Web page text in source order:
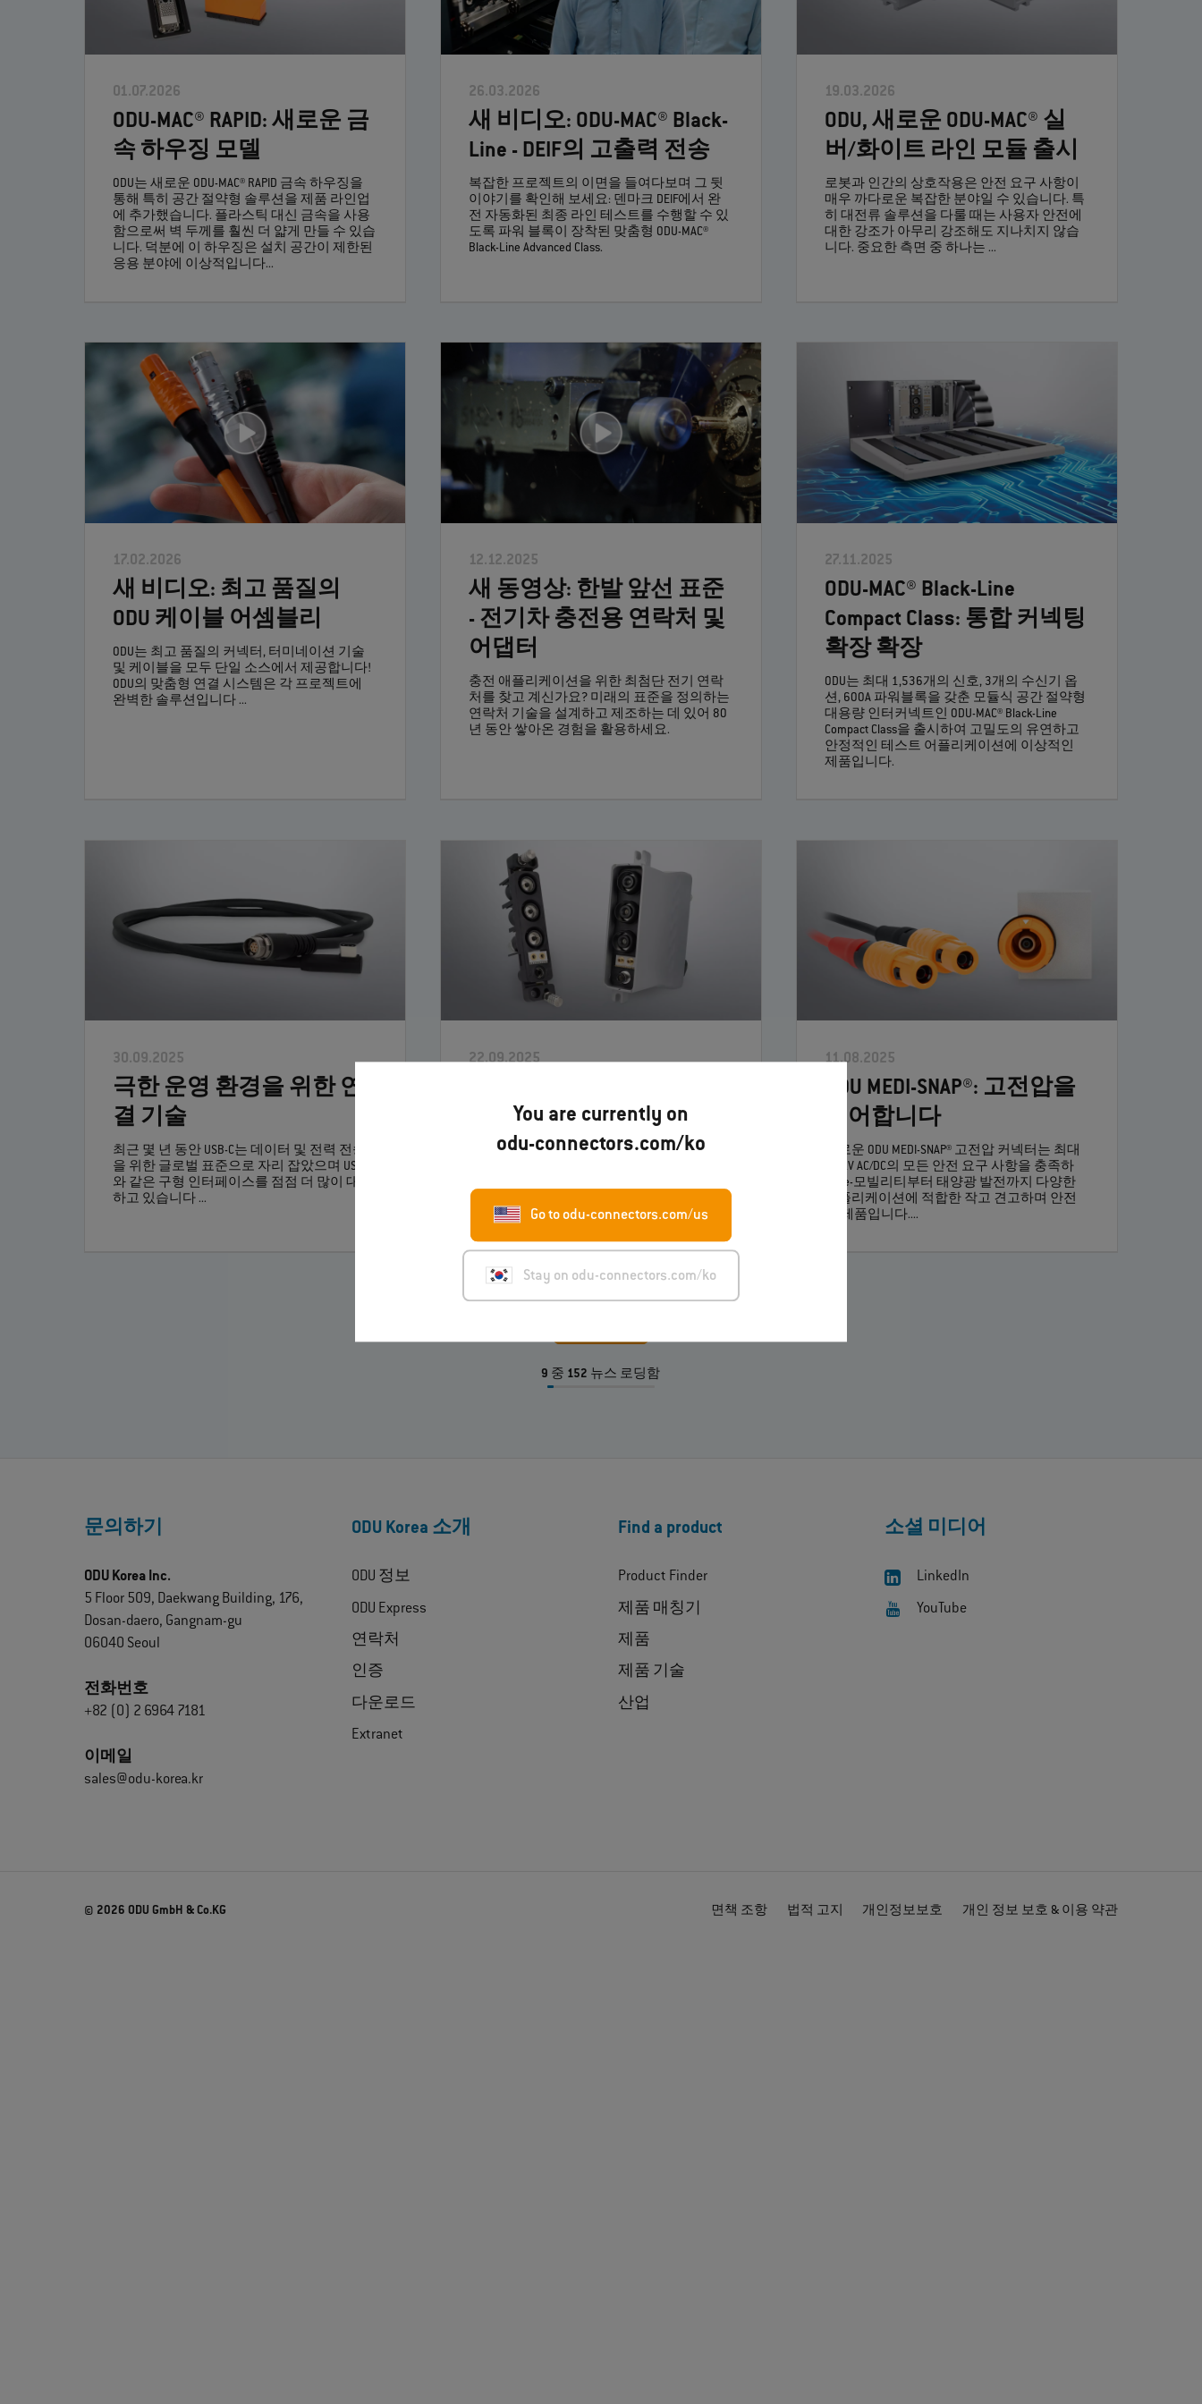
You are currently on
odu-connectors.com/ko
Go to odu-connectors.com/us
Stay on odu-connectors.com/ko
01.07.2026
ODU-MAC® RAPID: 새로운 금
속 하우징 모델
ODU는 새로운 ODU-MAC® RAPID 금속 하우징을
통해 특히 공간 절약형 솔루션을 제품 라인업
에 추가했습니다. 플라스틱 대신 금속을 사용
함으로써 벽 두께를 훨씬 더 얇게 만들 수 있습
니다. 덕분에 이 하우징은 설치 공간이 제한된
응용 분야에 이상적입니다...
26.03.2026
새 비디오: ODU-MAC® Black-
Line - DEIF의 고출력 전송
복잡한 프로젝트의 이면을 들여다보며 그 뒷
이야기를 확인해 보세요: 덴마크 DEIF에서 완
전 자동화된 최종 라인 테스트를 수행할 수 있
도록 파워 블록이 장착된 맞춤형 ODU-MAC®
Black-Line Advanced Class.
19.03.2026
ODU, 새로운 ODU-MAC® 실
버/화이트 라인 모듈 출시
로봇과 인간의 상호작용은 안전 요구 사항이
매우 까다로운 복잡한 분야일 수 있습니다. 특
히 대전류 솔루션을 다룰 때는 사용자 안전에
대한 강조가 아무리 강조해도 지나치지 않습
니다. 중요한 측면 중 하나는 ...
17.02.2026
새 비디오: 최고 품질의
ODU 케이블 어셈블리
ODU는 최고 품질의 커넥터, 터미네이션 기술
및 케이블을 모두 단일 소스에서 제공합니다!
ODU의 맞춤형 연결 시스템은 각 프로젝트에
완벽한 솔루션입니다 ...
12.12.2025
새 동영상: 한발 앞선 표준
- 전기차 충전용 연락처 및
어댑터
충전 애플리케이션을 위한 최첨단 전기 연락
처를 찾고 계신가요? 미래의 표준을 정의하는
연락처 기술을 설계하고 제조하는 데 있어 80
년 동안 쌓아온 경험을 활용하세요.
27.11.2025
ODU-MAC® Black-Line
Compact Class: 통합 커넥팅
확장 확장
ODU는 최대 1,536개의 신호, 3개의 수신기 옵
션, 600A 파워블록을 갖춘 모듈식 공간 절약형
대용량 인터커넥트인 ODU-MAC® Black-Line
Compact Class을 출시하여 고밀도의 유연하고
안정적인 테스트 어플리케이션에 이상적인
제품입니다.
30.09.2025
극한 운영 환경을 위한 연
결 기술
최근 몇 년 동안 USB-C는 데이터 및 전력 전송
을 위한 글로벌 표준으로 자리 잡았으며 USB-A
와 같은 구형 인터페이스를 점점 더 많이 대체
하고 있습니다 ...
22.09.2025
포트폴리오 완성
ODU는 견고하고 모듈형이며 신뢰할 수 있고
의 수동 플러그형 솔루션인 ODU-MAC® Power
Connector M216 / M316을 출시합니다. ...
11.08.2025
ODU MEDI-SNAP®: 고전압을
제어합니다
새로운 ODU MEDI-SNAP® 고전압 커넥터는 최대
1.6kV AC/DC의 모든 안전 요구 사항을 충족하
며, e-모빌리티부터 태양광 발전까지 다양한
애플리케이션에 적합한 작고 견고하며 안전
한 제품입니다....
9 중 152 뉴스 로딩함
문의하기
ODU Korea Inc.
5 Floor 509, Daekwang Building, 176,
Dosan-daero, Gangnam-gu
06040 Seoul
전화번호
+82 (0) 2 6964 7181
이메일
sales@odu-korea.kr
ODU Korea 소개
ODU 정보
ODU Express
연락처
인증
다운로드
Extranet
Find a product
Product Finder
제품 매칭기
제품
제품 기술
산업
소셜 미디어
LinkedIn
YouTube
© 2026 ODU GmbH & Co.KG 면책 조항 법적 고지 개인정보보호 개인 정보 보호 & 이용 약관